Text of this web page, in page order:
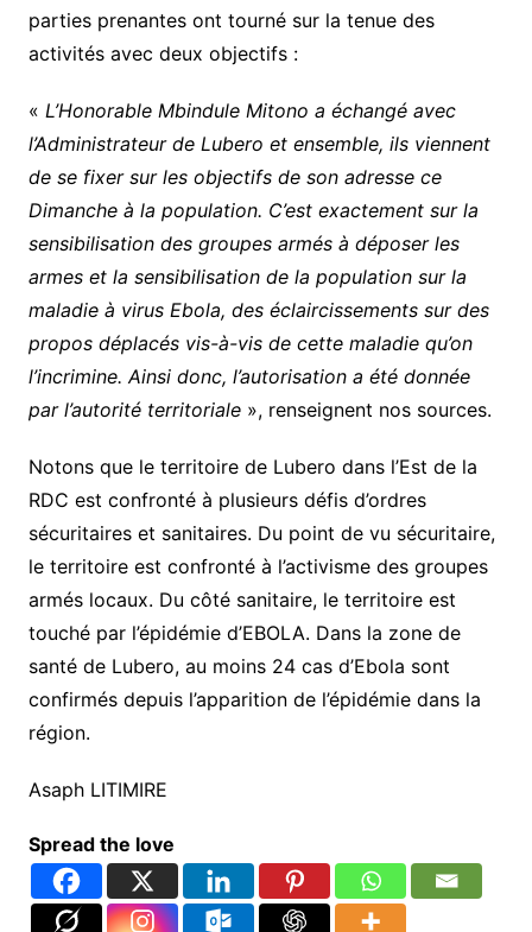
parties prenantes ont tourné sur la tenue des
activités avec deux objectifs :
« L’Honorable Mbindule Mitono a échangé avec
l’Administrateur de Lubero et ensemble, ils viennent
de se fixer sur les objectifs de son adresse ce
Dimanche à la population. C’est exactement sur la
sensibilisation des groupes armés à déposer les
armes et la sensibilisation de la population sur la
maladie à virus Ebola, des éclaircissements sur des
propos déplacés vis-à-vis de cette maladie qu’on
l’incrimine. Ainsi donc, l’autorisation a été donnée
par l’autorité territoriale», renseignent nos sources.
Notons que le territoire de Lubero dans l’Est de la
RDC est confronté à plusieurs défis d’ordres
sécuritaires et sanitaires. Du point de vu sécuritaire,
le territoire est confronté à l’activisme des groupes
armés locaux. Du côté sanitaire, le territoire est
touché par l’épidémie d’EBOLA. Dans la zone de
santé de Lubero, au moins 24 cas d’Ebola sont
confirmés depuis l’apparition de l’épidémie dans la
région.
Asaph LITIMIRE
Spread the love